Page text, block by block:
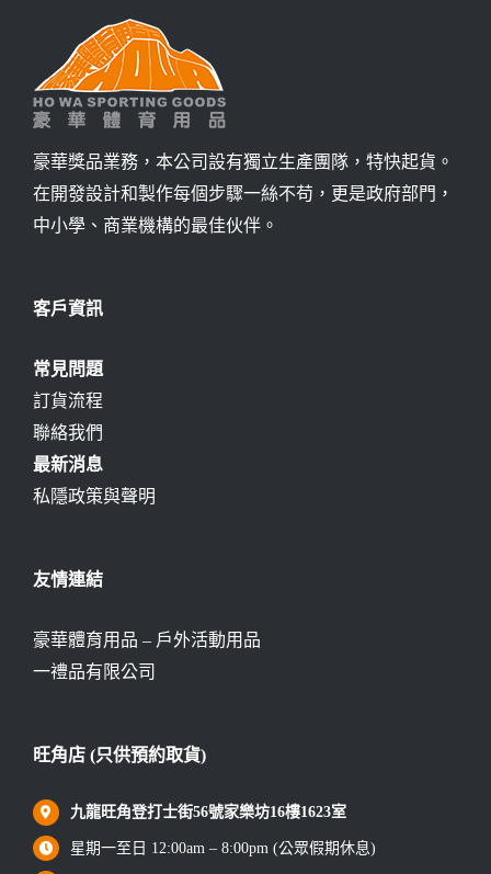
豪華獎品業務，本公司設有獨立生產團隊，特快起貨。
在開發設計和製作每個步驟一絲不苟，更是政府部門，
中小學、商業機構的最佳伙伴。
客戶資訊
常見問題
訂貨流程
聯絡我們
最新消息
私隱政策與聲明
友情連結
豪華體育用品 – 戶外活動用品
一禮品有限公司
旺角店 (只供預約取貨)
九龍旺角登打士街56號家樂坊16樓1623室
星期一至日 12:00am – 8:00pm (公眾假期休息)